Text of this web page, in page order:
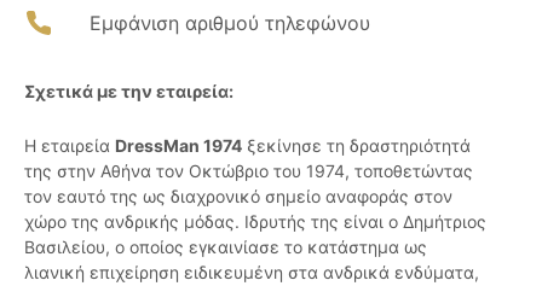
Εμφάνιση αριθμού τηλεφώνου
Σχετικά με την εταιρεία:
Η εταιρεία DressMan 1974 ξεκίνησε τη δραστηριότητά
της στην Αθήνα τον Οκτώβριο του 1974, τοποθετώντας
τον εαυτό της ως διαχρονικό σημείο αναφοράς στον
χώρο της ανδρικής μόδας. Ιδρυτής της είναι ο Δημήτριος
Βασιλείου, ο οποίος εγκαινίασε το κατάστημα ως
λιανική επιχείρηση ειδικευμένη στα ανδρικά ενδύματα,